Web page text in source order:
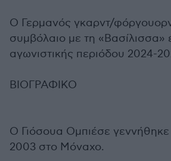
Ο Γερμανός γκαρντ/
συμβόλαιο με τη «Βασίλισσα»
αγωνιστικής περιόδου 2024-
ΒΙΟΓΡΑΦΙΚΟ
Ο Γιόσουα Ομπιέσε γεννήθηκε
2003 στο Μόναχο.